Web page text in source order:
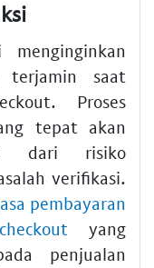
terjamin saat
Proses
tepat akan
dari risiko
verifikasi.
pembayaran
yang
penjualan